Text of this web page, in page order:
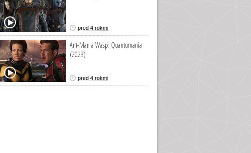
pred 4 rokmi
Ant-Man a Wasp: Quantumania
(2023)
pred 4 rokmi